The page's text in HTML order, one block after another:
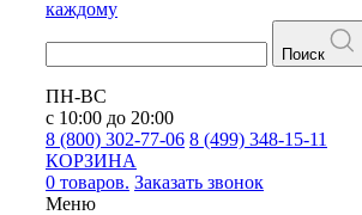
каждому
Поиск
ПН-ВС
с 10:00 до 20:00
8 (800) 302-77-06 8 (499) 348-15-11
КОРЗИНА
0 товаров. Заказать звонок
Меню